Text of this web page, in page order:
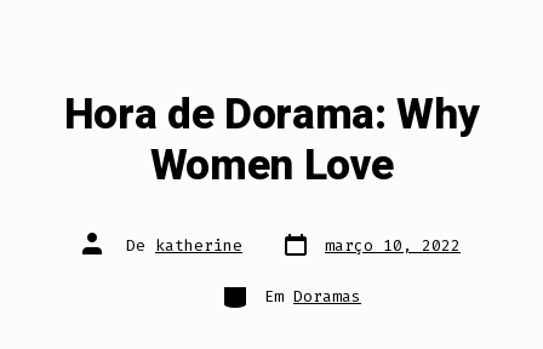
Hora de Dorama: Why
Women Love
Autor
do De katherine Data
do
março 10, 2022
Categorias
Em Doramas